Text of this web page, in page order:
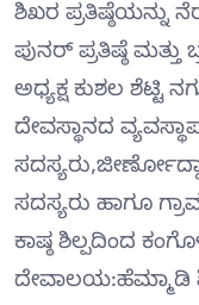
ಶಿಖರ ಪ್ರತಿಷ್ಠೆಯನ್ನು
ಪುನರ್ ಪ್ರತಿಷ್ಠೆ
ಅಧ್ಯಕ್ಷ ಕುಶಲ ಶೆಟ್ಟಿ
ದೇವಸ್ಥಾನದ
ಸದಸ್ಯರು ಹಾಗೂ
ಕಾಷ್ಠ ಶಿಲ್ಪದಿಂದ
ದೇವಾಲಯ:ಹೆಮ್ಮಾಡಿ